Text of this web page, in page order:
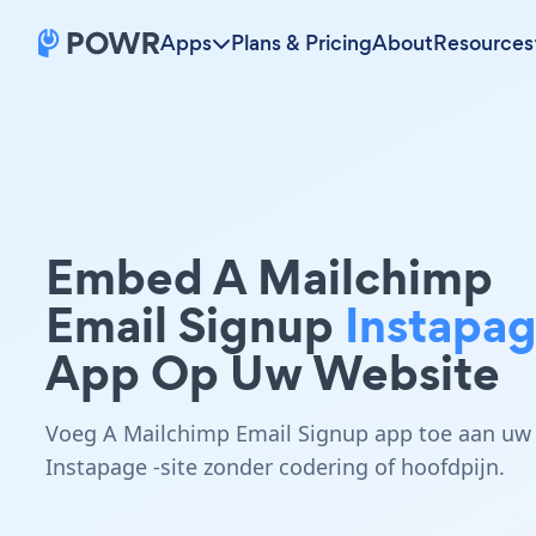
Apps Plans & PricingAboutResources
Embed A Mailchimp
Email Signup
App Op Uw Website
Voeg A Mailchimp Email Signup app toe aan uw
Instapage -site zonder codering of hoofdpijn.